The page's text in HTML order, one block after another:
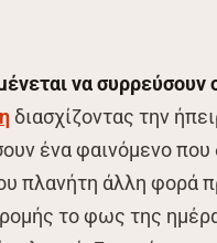
να
διασχίζοντας την
ένα φαινόμενο που
πλανήτη άλλη φορά
το φως της